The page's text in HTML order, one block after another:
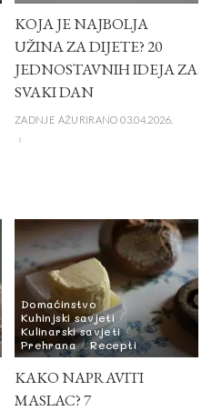
KOJA JE NAJBOLJA
UŽINA ZA DIJETE? 20
JEDNOSTAVNIH IDEJA ZA
SVAKI DAN
ZADNJE AŽURIRANO 03.04.2026.
Domaćinstvo
Kuhinjski savjeti
Kulinarski savjeti
Prehrana
Recepti
KAKO NAPRAVITI
MASLAC? 7